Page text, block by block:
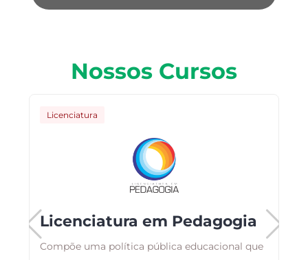
Nossos Cursos
Licenciatura
Licenciatura em Pedagogia
Compõe uma política pública educacional que